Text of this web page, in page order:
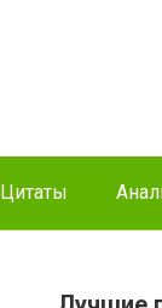
Цитаты